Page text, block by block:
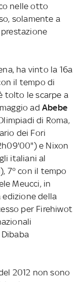
nelle otto
solamente a
ha vinto la 16a
il tempo di
tolto le scarpe a
ad Abebe
di Roma,
dei Fori
e Nixon
italiani al
7° con il tempo
Meucci, in
edizione della
per Firehiwot
2012 non sono